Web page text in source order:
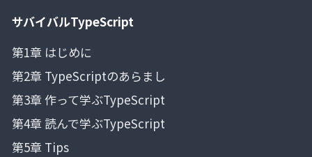
サバイバルTypeScript
第1章 はじめに
第2章 TypeScriptのあらまし
第3章 作って学ぶTypeScript
第4章 読んで学ぶTypeScript
第5章 Tips